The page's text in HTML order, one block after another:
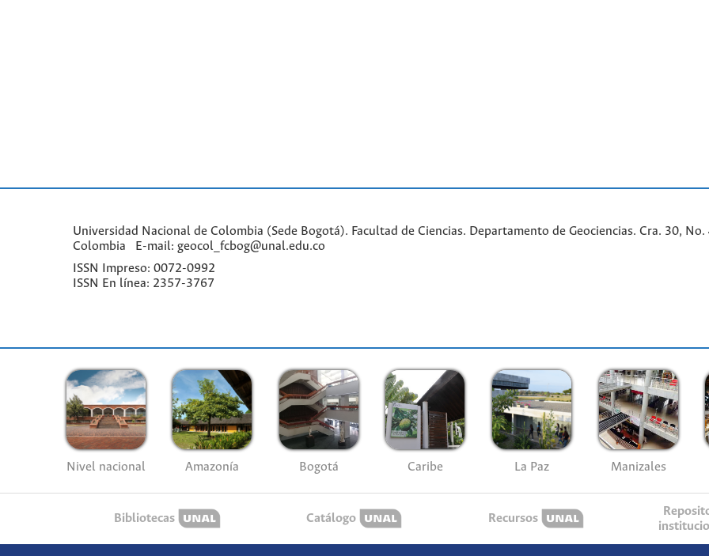
Universidad Nacional de Colombia (Sede Bogotá). Facultad de Ciencias. Departamento de Geociencias. Cra. 30,
Colombia E-mail: geocol_fcbog@unal.edu.co
ISSN Impreso: 0072-0992
ISSN En línea: 2357-3767
Nivel nacional Amazonía Bogotá Caribe La Paz Manizales
Bibliotecas Catálogo Recursos